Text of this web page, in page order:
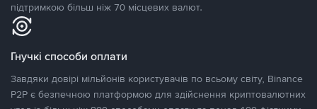
підтримкою більш ніж 70 місцевих валют.
Гнучкі способи оплати
Завдяки довірі мільйонів користувачів по всьому світу, Binance
P2P є безпечною платформою для здійснення криптовалютних